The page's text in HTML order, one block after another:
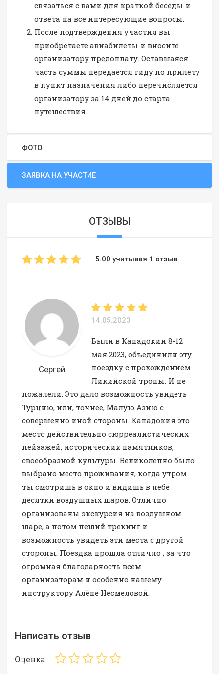
связаться с вами для краткой беседы и
ответа на все интересующие вопросы.
После подтверждения участия вы
приобретаете авиабилеты и вносите
организатору предоплату. Оставшаяся
часть суммы передается гиду по прилету
в пункт назначения либо перечисляется
организатору за 14 дней до старта
путешествия.
ФОТО
ЗАЯВКА НА УЧАСТИЕ
ОТЗЫВЫ
5.00 учитывая 1 отзыв
Сергей
14.05.2023
Были в Кападокии 8-12
мая 2023, объединили эту
поездку с прохождением
Ликийской тропы. И не
пожалели. Это дало возможность увидеть
Турцию, или, точнее, Малую Азию с
совершенно иной стороны. Кападокия это
место действительно сюрреалистических
пейзажей, исторических памятников,
своеобразной культуры. Великолепно было
выбрано место проживания, когда утром
ты смотришь в окно и видишь в небе
десятки воздушных шаров. Отлично
организованы экскурсия на воздушном
шаре, а потом пеший трекинг и
возможность увидеть эти места с другой
стороны. Поездка прошла отлично , за что
огромная благодарность всем
организаторам и особенно нашему
инструктору Алёне Несмеловой.
Написать отзыв
Оценка